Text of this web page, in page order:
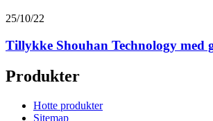
25/10/22
Tillykke Shouhan Technology med
Produkter
Hotte produkter
Sitemap